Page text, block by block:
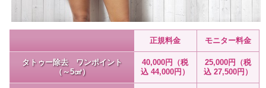
正規料金 モニター料金
タトゥー除去 ワンポイント
（～5㎠）
40,000円（税
込 44,000円）
25,000円（税
込 27,500円）